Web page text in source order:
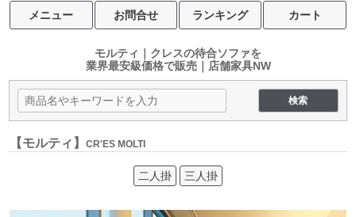
メニュー お問合せ ランキング カート
モルティ｜クレスの待合ソファを
業界最安級価格で販売｜店舗家具NW
【モルティ】CR'ES MOLTI
二人掛 三人掛